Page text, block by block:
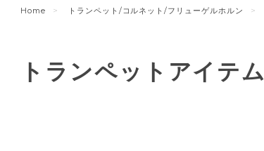
Home トランペット/コルネット/フリューゲルホルン
トランペットアイテム